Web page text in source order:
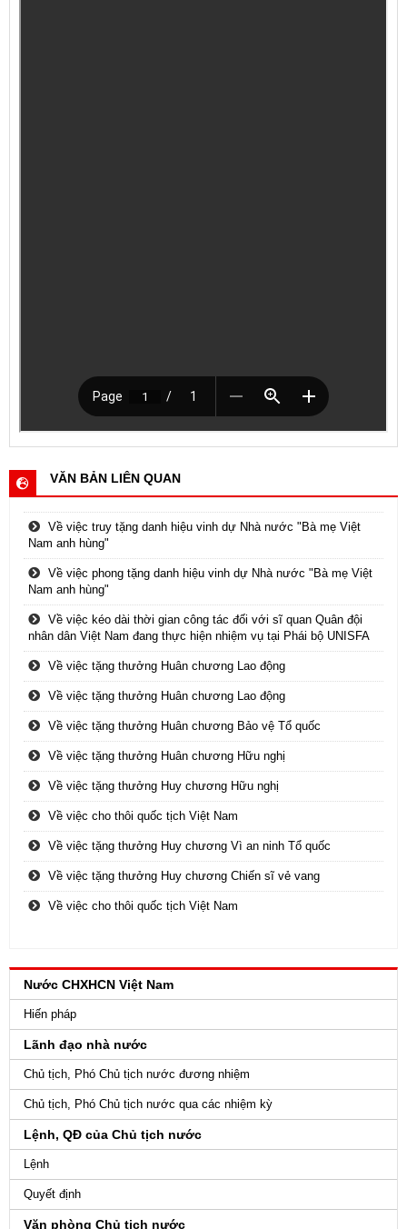
VĂN BẢN LIÊN QUAN
Về việc truy tặng danh hiệu vinh dự Nhà nước "Bà mẹ Việt
Nam anh hùng"
Về việc phong tặng danh hiệu vinh dự Nhà nước "Bà mẹ Việt
Nam anh hùng"
Về việc kéo dài thời gian công tác đối với sĩ quan Quân đội
nhân dân Việt Nam đang thực hiện nhiệm vụ tại Phái bộ UNISFA
Về việc tặng thưởng Huân chương Lao động
Về việc tặng thưởng Huân chương Lao động
Về việc tặng thưởng Huân chương Bảo vệ Tổ quốc
Về việc tặng thưởng Huân chương Hữu nghị
Về việc tặng thưởng Huy chương Hữu nghị
Về việc cho thôi quốc tịch Việt Nam
Về việc tặng thưởng Huy chương Vì an ninh Tổ quốc
Về việc tặng thưởng Huy chương Chiến sĩ vẻ vang
Về việc cho thôi quốc tịch Việt Nam
Nước CHXHCN Việt Nam
Hiến pháp
Lãnh đạo nhà nước
Chủ tịch, Phó Chủ tịch nước đương nhiệm
Chủ tịch, Phó Chủ tịch nước qua các nhiệm kỳ
Lệnh, QĐ của Chủ tịch nước
Lệnh
Quyết định
Văn phòng Chủ tịch nước